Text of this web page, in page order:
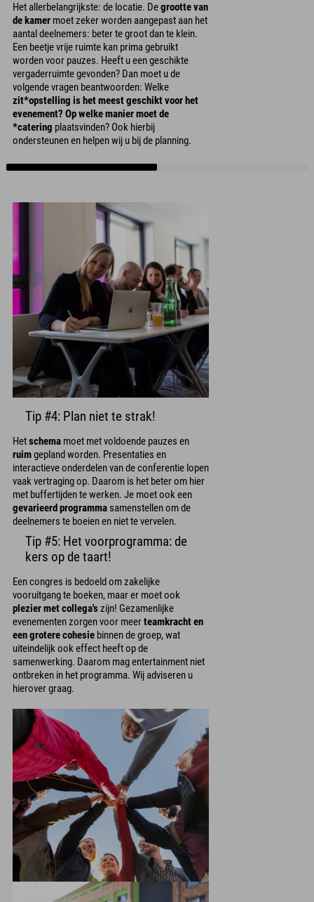
Het allerbelangrijkste: de locatie. Degrootte van
de kamer moet zeker worden aangepast aan het
aantal deelnemers: beter te groot dan te klein.
Een beetje vrije ruimte kan prima gebruikt
worden voor pauzes. Heeft u een geschikte
vergaderruimte gevonden? Dan moet u de
volgende vragen beantwoorden: Welke
zit*opstelling is het meest geschikt voor het
evenement? Op welke manier moet de
*catering plaatsvinden? Ook hierbij
ondersteunen en helpen wij u bij de planning.
Tip #4: Plan niet te strak!
Hetschema moet met voldoende pauzes en
ruimgepland worden. Presentaties en
interactieve onderdelen van de conferentie lopen
vaak vertraging op. Daarom is het beter om hier
met buffertijden te werken. Je moet ook een
gevarieerd programma samenstellen om de
deelnemers te boeien en niet te vervelen.
Tip #5: Het voorprogramma: de
kers op de taart!
Een congres is bedoeld om zakelijke
vooruitgang te boeken, maar er moet ook
plezier met collega'szijn! Gezamenlijke
evenementen zorgen voor meerteamkracht en
een grotere cohesie binnen de groep, wat
uiteindelijk ook effect heeft op de
samenwerking. Daarom mag entertainment niet
ontbreken in het programma. Wij adviseren u
hierover graag.